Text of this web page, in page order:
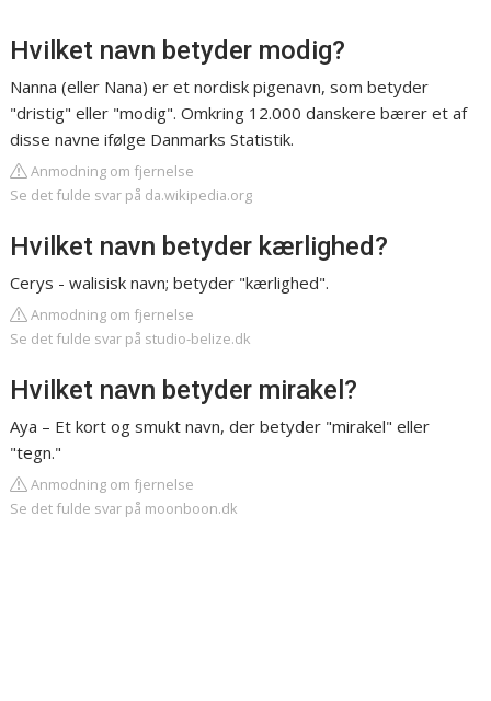
Hvilket navn betyder modig?
Nanna (eller Nana) er et nordisk pigenavn, som betyder
"dristig" eller "modig". Omkring 12.000 danskere bærer et af
disse navne ifølge Danmarks Statistik.
Anmodning om fjernelse
Se det fulde svar på da.wikipedia.org
Hvilket navn betyder kærlighed?
Cerys - walisisk navn; betyder "kærlighed".
Anmodning om fjernelse
Se det fulde svar på studio-belize.dk
Hvilket navn betyder mirakel?
Aya – Et kort og smukt navn, der betyder "mirakel" eller
"tegn."
Anmodning om fjernelse
Se det fulde svar på moonboon.dk